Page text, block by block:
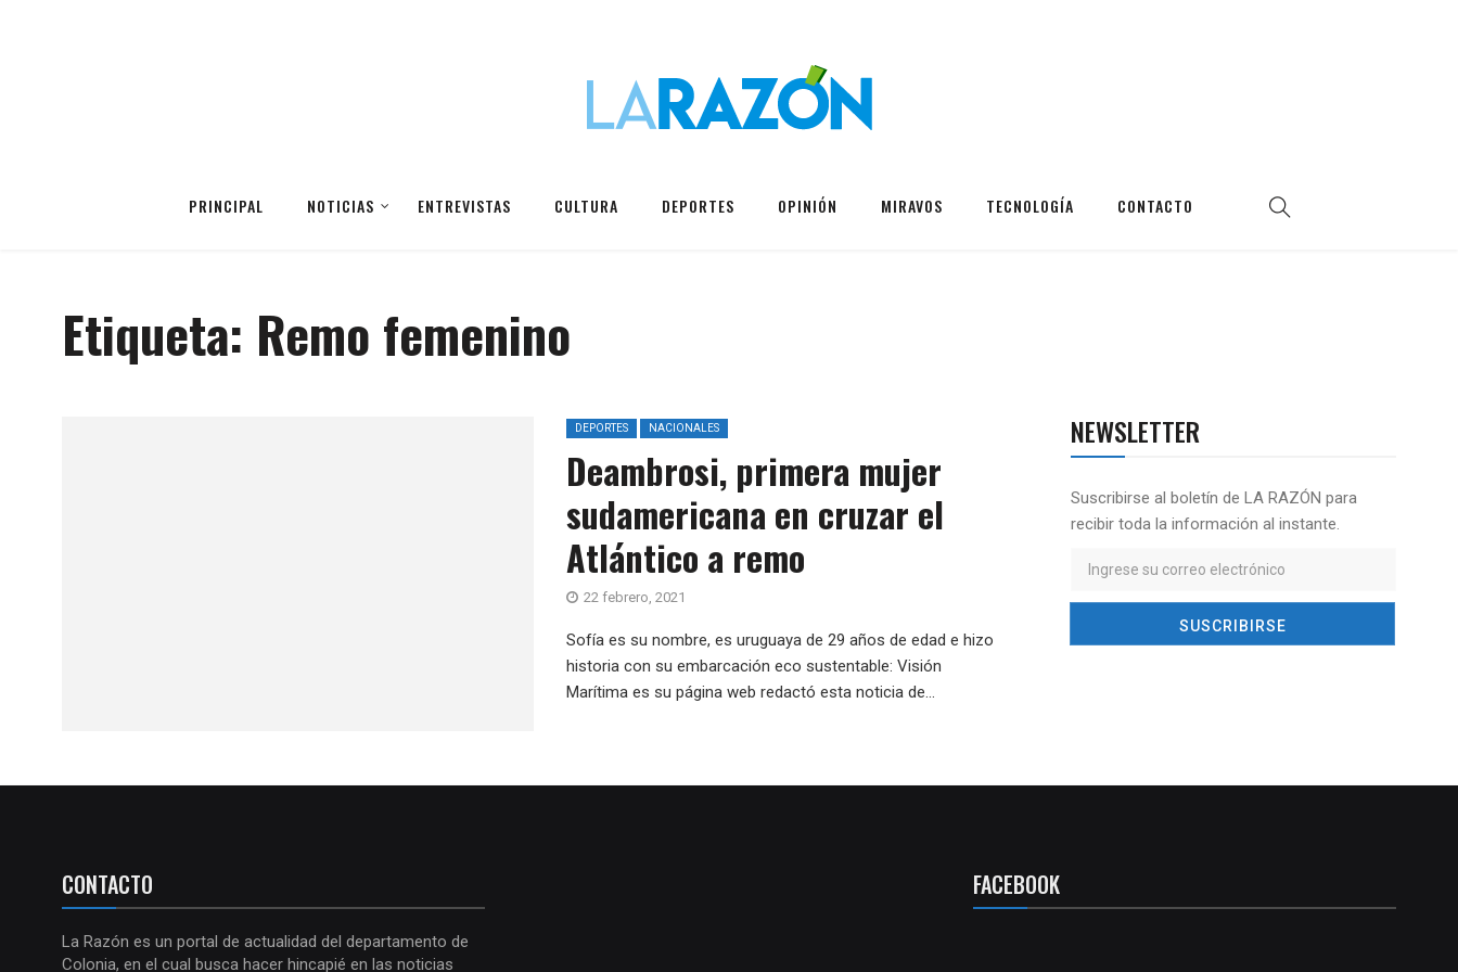
PRINCIPAL NOTICIAS ENTREVISTAS CULTURA DEPORTES OPINIÓN MIRAVOS TECNOLOGÍA CONTACTO
Etiqueta: Remo femenino
DEPORTES NACIONALES
Deambrosi, primera mujer
sudamericana en cruzar el
Atlántico a remo
22 febrero, 2021
Sofía es su nombre, es uruguaya de 29 años de edad e hizo
historia con su embarcación eco sustentable: Visión
Marítima es su página web redactó esta noticia de...
NEWSLETTER
Suscribirse al boletín de LA RAZÓN para
recibir toda la información al instante.
CONTACTO
La Razón es un portal de actualidad del departamento de
Colonia, en el cual busca hacer hincapié en las noticias
FACEBOOK